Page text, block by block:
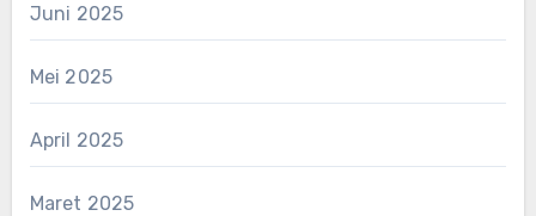
Juni 2025
Mei 2025
April 2025
Maret 2025